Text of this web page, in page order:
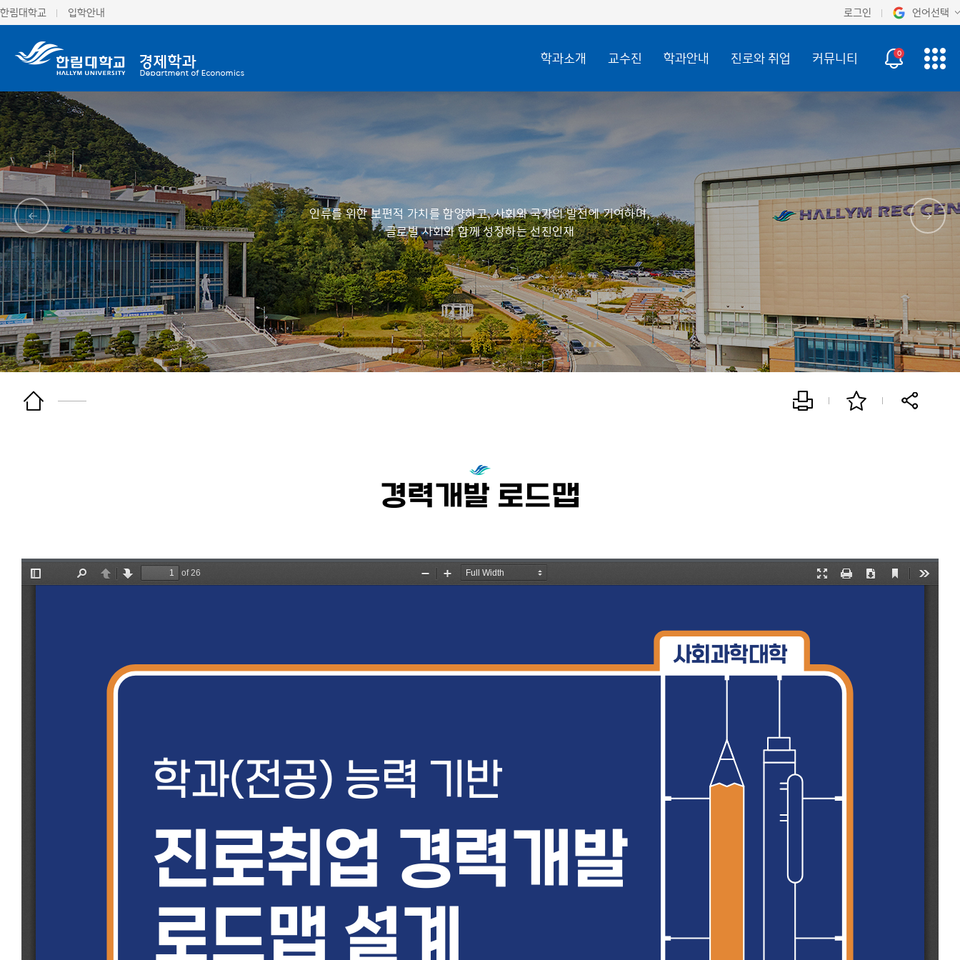
오늘 하루 보지 않기
한림대학교 입학안내 로그인 언어선택
ENG
학과소개 교수진 학과안내 진로와 취업 커뮤니티 0
인류를 위한 보편적 가치를 함양하고, 사회와 국가의 발전에 기여하며,
글로벌 사회와 함께 성장하는 선진인재
경력개발 로드맵